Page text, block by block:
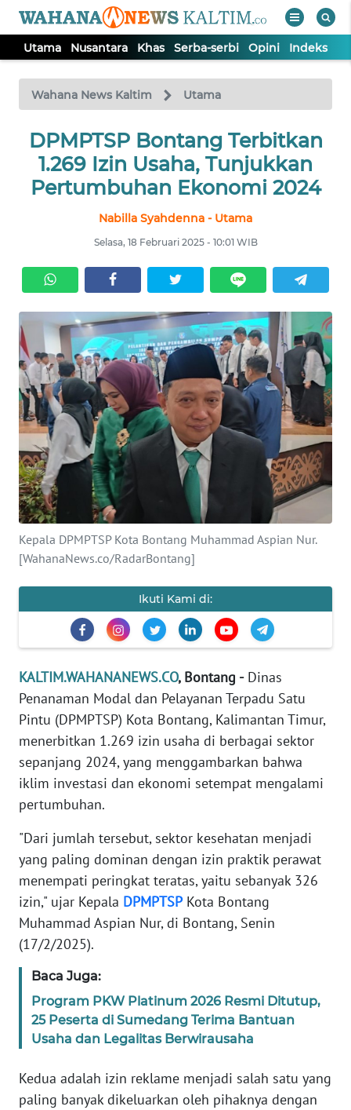
Utama Nusantara Khas Serba-serbi Opini Indeks
Wahana News Kaltim Utama
DPMPTSP Bontang Terbitkan
1.269 Izin Usaha, Tunjukkan
Pertumbuhan Ekonomi 2024
Nabilla Syahdenna - Utama
Selasa, 18 Februari 2025 - 10:01 WIB
Kepala DPMPTSP Kota Bontang Muhammad Aspian Nur.
[WahanaNews.co/RadarBontang]
Ikuti Kami di:
KALTIM.WAHANANEWS.CO, Bontang -Dinas
Penanaman Modal dan Pelayanan Terpadu Satu
Pintu (DPMPTSP) Kota Bontang, Kalimantan Timur,
menerbitkan 1.269 izin usaha di berbagai sektor
sepanjang 2024, yang menggambarkan bahwa
iklim investasi dan ekonomi setempat mengalami
pertumbuhan.
"Dari jumlah tersebut, sektor kesehatan menjadi
yang paling dominan dengan izin praktik perawat
menempati peringkat teratas, yaitu sebanyak 326
izin," ujar Kepala DPMPTSPKota Bontang
Muhammad Aspian Nur, di Bontang, Senin
(17/2/2025).
Baca Juga:
Program PKW Platinum 2026 Resmi Ditutup,
25 Peserta di Sumedang Terima Bantuan
Usaha dan Legalitas Berwirausaha
Kedua adalah izin reklame menjadi salah satu yang
paling banyak dikeluarkan oleh pihaknya dengan
TV
Tutup
UTAMA
NUSANTARA
SERBA-
SERBI
OPINI
Informasi
INDEKS
BERITA
KONTAK
KAMI
INFO
IKLAN
SIBER
REDAKSI
DISCLAIMER
Wahana
News
Regional
WN
SUMUT
JAKARTA
WN
JABAR
WN
BANTEN